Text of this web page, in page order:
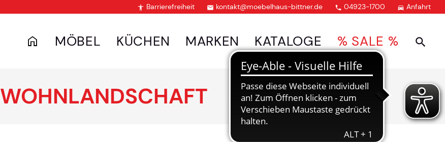
 Barrierefreiheit  kontakt@moebelhaus-bittner.de  04923-1700  Anfahrt
MÖBEL KÜCHEN MARKEN KATALOGE % SALE %
WOHNLANDSCHAFT